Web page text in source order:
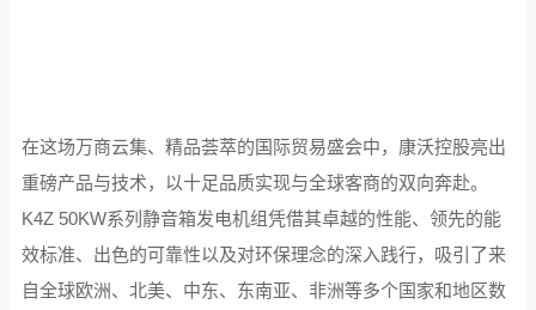
在这场万商云集、精品荟萃的国际贸易盛会中，康沃控股亮出
重磅产品与技术，以十足品质实现与全球客商的双向奔赴。
K4Z 50KW系列静音箱发电机组凭借其卓越的性能、领先的能
效标准、出色的可靠性以及对环保理念的深入践行，吸引了来
自全球欧洲、北美、中东、东南亚、非洲等多个国家和地区数